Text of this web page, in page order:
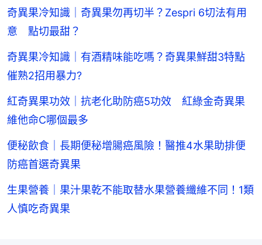
奇異果冷知識｜奇異果勿再切半？Zespri 6切法有用
意 點切最甜？
奇異果冷知識｜有酒精味能吃嗎？奇異果鮮甜3特點
催熟2招用暴力?
紅奇異果功效｜抗老化助防癌5功效 紅綠金奇異果
維他命C哪個最多
便秘飲食｜長期便秘增腸癌風險！醫推4水果助排便
防癌首選奇異果
生果營養｜果汁果乾不能取替水果營養纖維不同！1類
人慎吃奇異果